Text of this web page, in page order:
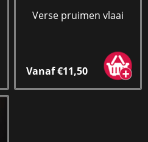
Verse pruimen vlaai
Vanaf €11,50